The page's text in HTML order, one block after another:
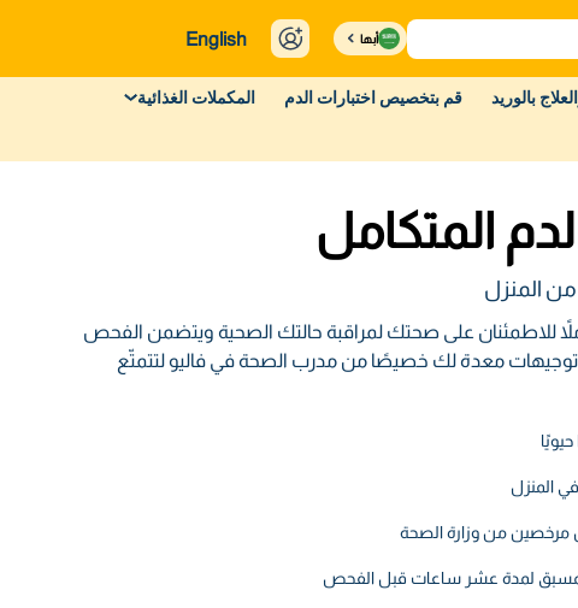
أبها English
بالوريد قم بتخصيص اختبارات الدم
المكملات الغذائية
المتكامل
المنزل
للاطمئنان على صحتك لمراقبة حالتك الصحية ويتضمن الفحص
معدة لك خصيصًا من مدرب الصحة في فاليو لتتمتّع
المنزل
مرخصين من وزارة الصحة
لمدة عشر ساعات قبل الفحص